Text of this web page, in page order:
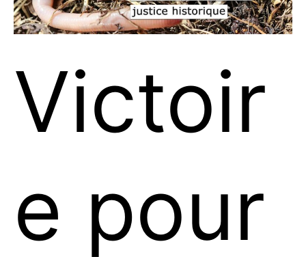
Victoir
e pour